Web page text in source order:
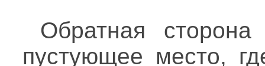
Обратная
пустующее место,